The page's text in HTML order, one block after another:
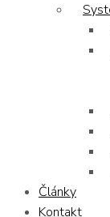
Články
Kontakt